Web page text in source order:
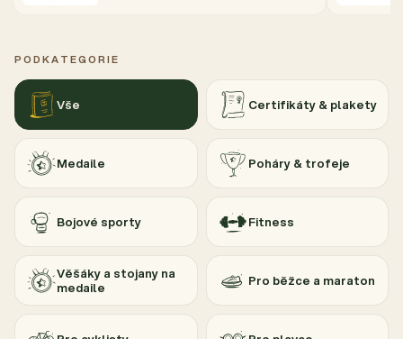
PODKATEGORIE
Vše Certifikáty & plakety
Medaile Poháry & trofeje
Bojové sporty Fitness
Věšáky a stojany na
medaile
Pro běžce a maraton